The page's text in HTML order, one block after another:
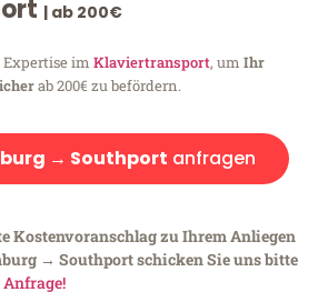
| ab 200€
im Klaviertransport, um Ihr
ab 200€ zu befördern.
→ Southport anfragen
Kostenvoranschlag zu Ihrem Anliegen
→ Southport schicken Sie uns bitte